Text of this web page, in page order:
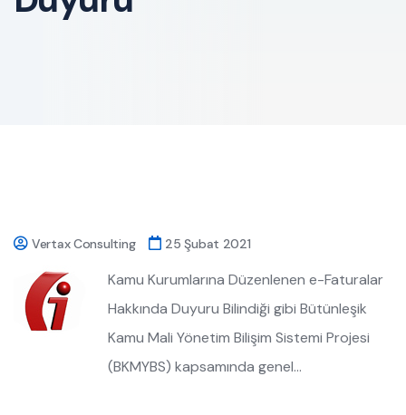
Vertax Consulting 25 Şubat 2021
Kamu Kurumlarına Düzenlenen e-Faturalar
Hakkında Duyuru Bilindiği gibi Bütünleşik
Kamu Mali Yönetim Bilişim Sistemi Projesi
(BKMYBS) kapsamında genel…